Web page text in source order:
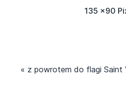
135 x90
« z powrotem do flagi Saint